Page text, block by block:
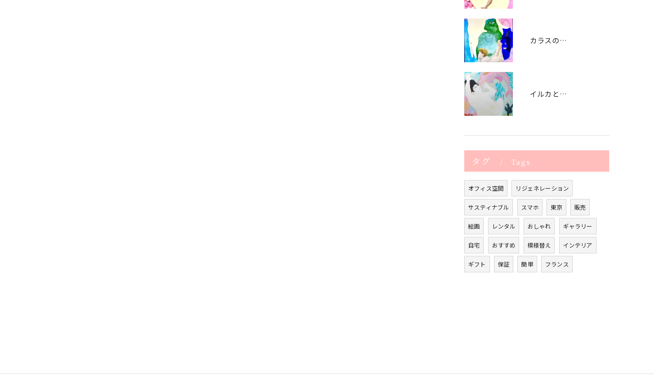
カラスの警告 (2021） signal by crow - 2021
イルカと遊ぶ日（2020） playing with dolphin - 2020
タグ Tags
オフィス空間 リジェネレーション
サスティナブル スマホ 東京 販売
絵画 レンタル おしゃれ ギャラリー
自宅 おすすめ 模様替え インテリア
ギフト 保証 簡単 フランス